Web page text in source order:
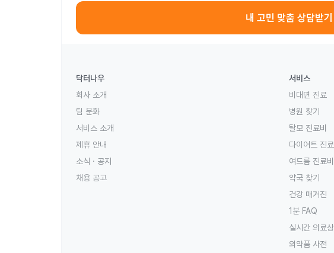
내 고민 맞춤 상담받기
닥터나우
회사 소개
팀 문화
서비스 소개
제휴 안내
소식 · 공지
채용 공고
서비스
비대면 진료
병원 찾기
탈모 진료비
다이어트 진료
여드름 진료비
약국 찾기
건강 매거진
1분 FAQ
실시간 의료
의약품 사전